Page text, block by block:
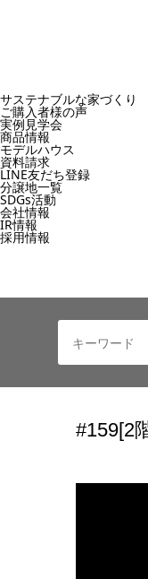
サステナブルな家づくり
ご購入者様の声
実例見学会
商品情報
モデルハウス
資料請求
LINE友だち登録
分譲地一覧
SDGs活動
会社情報
IR情報
採用情報
#159[2